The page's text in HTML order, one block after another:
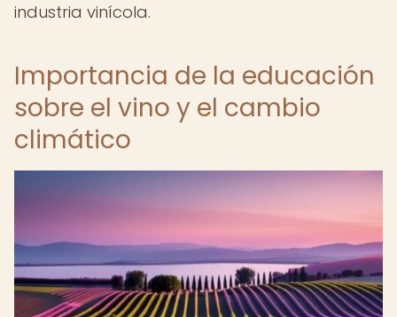
industria vinícola.
Importancia de la educación
sobre el vino y el cambio
climático